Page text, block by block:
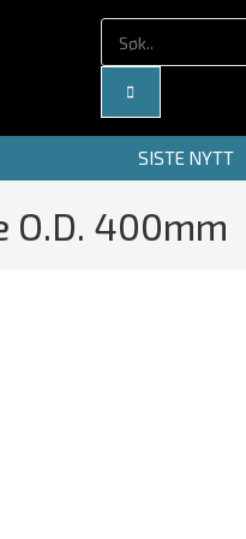
SISTE NYTT
400mm